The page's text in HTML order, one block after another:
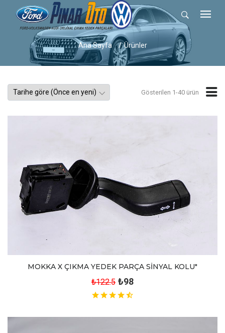
Ana Sayfa Ürünler
Gösterilen 1-40 ürün
MOKKA X ÇIKMA YEDEK PARÇA SİNYAL KOLU"
₺122.5 ₺98